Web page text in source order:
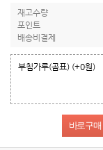
재고수량
포인트
배송비결제
부침가루(곰표) (+0원)